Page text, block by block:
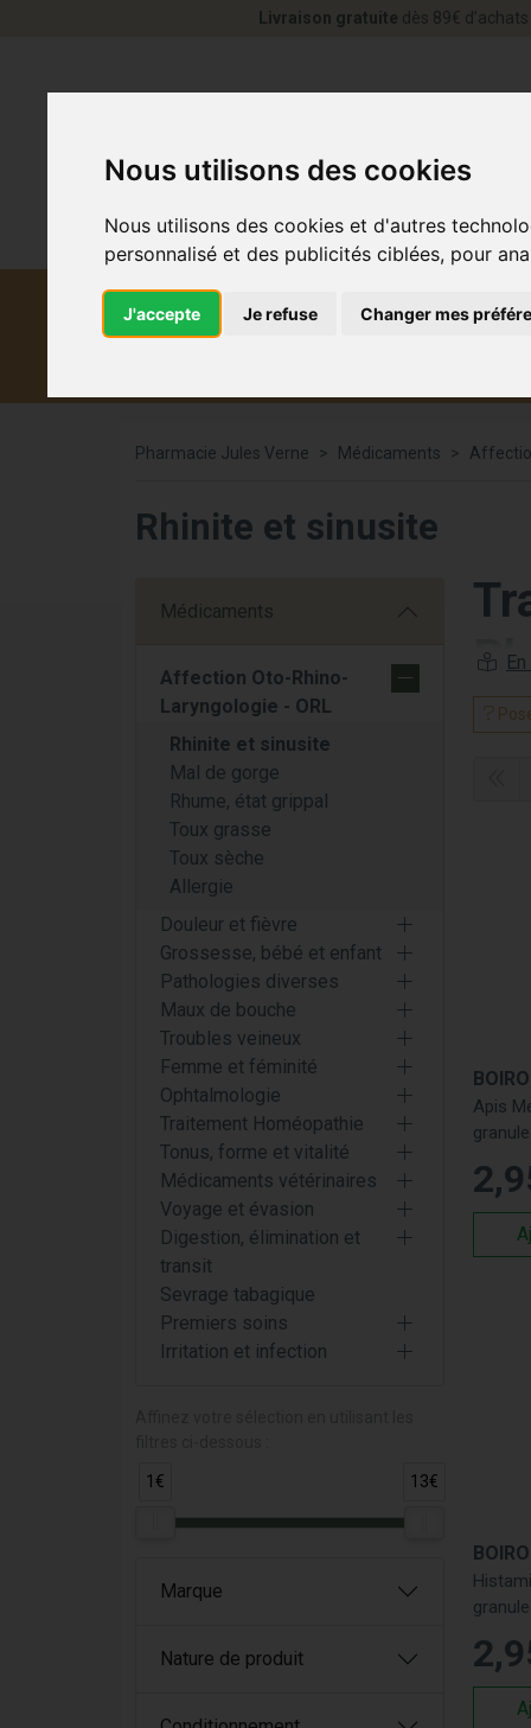
Nous utilisons des cookies
Nous utilisons des cookies et d'autres
personnalisé et des publicités ciblées, pour
J'accepte Je refuse Changer mes
Livraison gratuite dès 89€
Pharmacie Jules Verne Médicaments
Rhinite et sinusite
des
des
à
et la
Notre
le
nasal,
Apis
2,
2,
Médicaments
Affection Oto-Rhino-
Laryngologie - ORL
Rhinite et sinusite
Mal de gorge
Rhume, état grippal
Toux grasse
Toux sèche
Allergie
Douleur et fièvre
Grossesse, bébé et enfant
Pathologies diverses
Maux de bouche
Troubles veineux
Femme et féminité
Ophtalmologie
Traitement Homéopathie
Tonus, forme et vitalité
Médicaments vétérinaires
Voyage et évasion
Digestion, élimination et
transit
Sevrage tabagique
Premiers soins
Irritation et infection
1€ 13€
Marque
Nature de produit